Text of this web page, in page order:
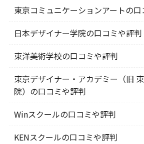
東京コミュニケーションアートの
日本デザイナー学院の口コミや評判
東洋美術学校の口コミや評判
東京デザイナー・アカデミー（旧
院）の口コミや評判
Winスクールの口コミや評判
KENスクールの口コミや評判